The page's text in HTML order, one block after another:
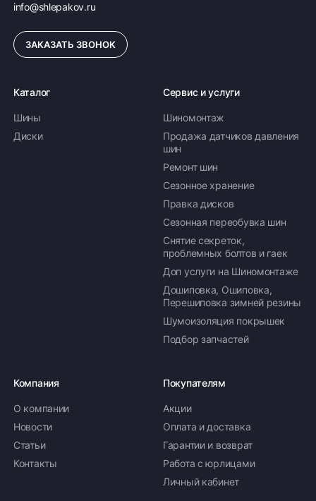
info@shlepakov.ru
ЗАКАЗАТЬ ЗВОНОК
Каталог
Шины
Диски
Сервис и услуги
Шиномонтаж
Продажа датчиков давления
шин
Ремонт шин
Сезонное хранение
Правка дисков
Сезонная переобувка шин
Снятие секреток,
проблемных болтов и гаек
Доп услуги на Шиномонтаже
Дошиповка, Ошиповка,
Перешиповка зимней резины
Шумоизоляция покрышек
Подбор запчастей
Компания
О компании
Новости
Статьи
Контакты
Покупателям
Акции
Оплата и доставка
Гарантии и возврат
Работа с юрлицами
Личный кабинет